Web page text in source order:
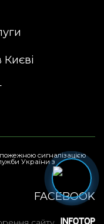
сигналізацією
України з
FACEBOOK